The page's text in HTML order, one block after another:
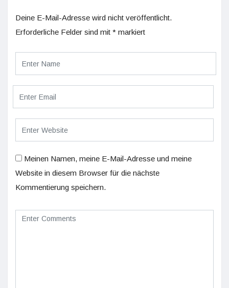
Deine E-Mail-Adresse wird nicht veröffentlicht.
Erforderliche Felder sind mit * markiert
Meinen Namen, meine E-Mail-Adresse und meine
Website in diesem Browser für die nächste
Kommentierung speichern.